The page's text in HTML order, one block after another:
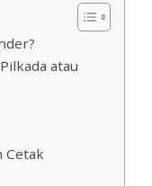
atau
Cetak